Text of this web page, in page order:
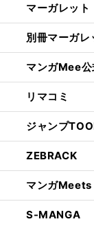
マーガレット
別冊マーガレ
マンガMee公
リマコミ
ジャンプ
ZEBRACK
マンガMeets
S-MANGA